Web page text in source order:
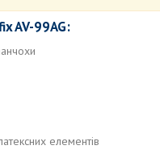
AV-99AG:
елементів